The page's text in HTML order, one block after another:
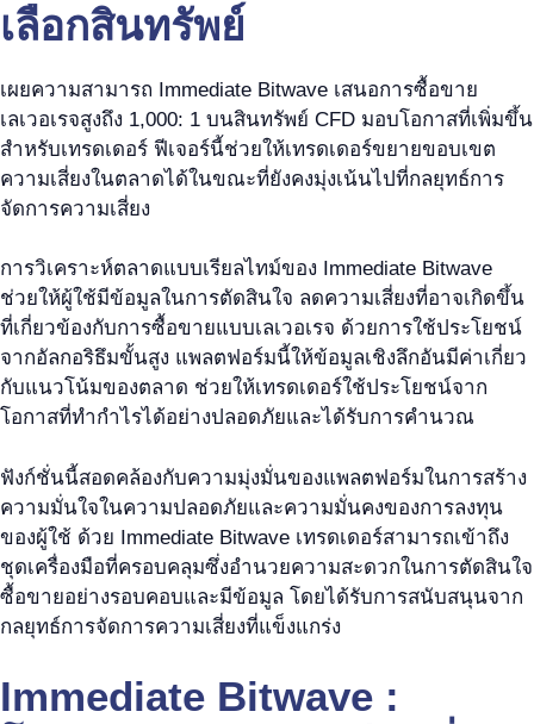
เลือกสินทรัพย์
เผยความสามารถ Immediate Bitwave เสนอการซื้อขาย
เลเวอเรจสูงถึง 1,000: 1 บนสินทรัพย์ CFD มอบโอกาสที่เพิ่มขึ้น
สำหรับเทรดเดอร์ ฟีเจอร์นี้ช่วยให้เทรดเดอร์ขยายขอบเขต
ความเสี่ยงในตลาดได้ในขณะที่ยังคงมุ่งเน้นไปที่กลยุทธ์การ
จัดการความเสี่ยง
การวิเคราะห์ตลาดแบบเรียลไทม์ของ Immediate Bitwave
ช่วยให้ผู้ใช้มีข้อมูลในการตัดสินใจ ลดความเสี่ยงที่อาจเกิดขึ้น
ที่เกี่ยวข้องกับการซื้อขายแบบเลเวอเรจ ด้วยการใช้ประโยชน์
จากอัลกอริธึมขั้นสูง แพลตฟอร์มนี้ให้ข้อมูลเชิงลึกอันมีค่าเกี่ยว
กับแนวโน้มของตลาด ช่วยให้เทรดเดอร์ใช้ประโยชน์จาก
โอกาสที่ทำกำไรได้อย่างปลอดภัยและได้รับการคำนวณ
ฟังก์ชั่นนี้สอดคล้องกับความมุ่งมั่นของแพลตฟอร์มในการสร้าง
ความมั่นใจในความปลอดภัยและความมั่นคงของการลงทุน
ของผู้ใช้ ด้วย Immediate Bitwave เทรดเดอร์สามารถเข้าถึง
ชุดเครื่องมือที่ครอบคลุมซึ่งอำนวยความสะดวกในการตัดสินใจ
ซื้อขายอย่างรอบคอบและมีข้อมูล โดยได้รับการสนับสนุนจาก
กลยุทธ์การจัดการความเสี่ยงที่แข็งแกร่ง
Immediate Bitwave :